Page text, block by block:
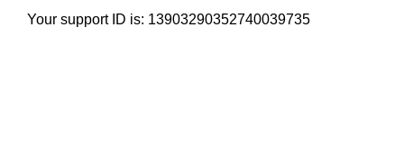
Your support ID is: 13903290352740039735